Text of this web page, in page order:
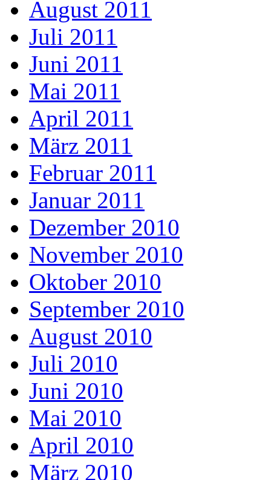
August 2011
Juli 2011
Juni 2011
Mai 2011
April 2011
März 2011
Februar 2011
Januar 2011
Dezember 2010
November 2010
Oktober 2010
September 2010
August 2010
Juli 2010
Juni 2010
Mai 2010
April 2010
März 2010